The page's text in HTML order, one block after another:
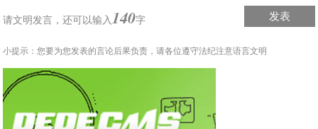
请文明发言，还可以输入 140字 发表
小提示：您要为您发表的言论后果负责，请各位遵守法纪注意语言文明